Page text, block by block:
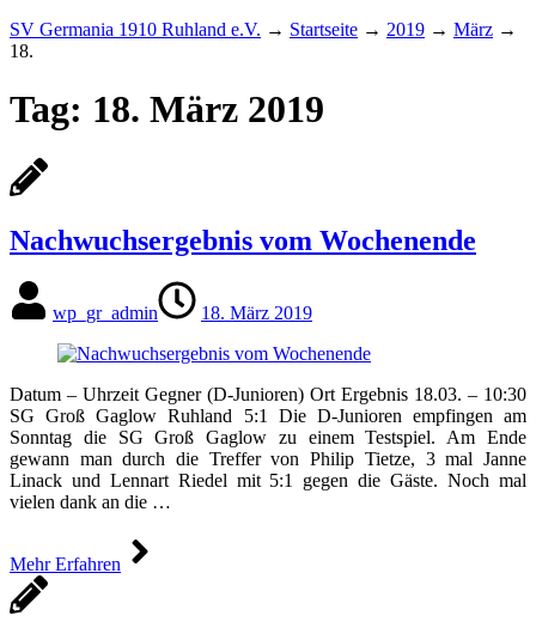
SV Germania 1910 Ruhland e.V. → Startseite → 2019 → März →
18.
Tag: 18. März 2019
Nachwuchsergebnis vom Wochenende
wp_gr_admin 18. März 2019
Datum – Uhrzeit Gegner (D-Junioren) Ort Ergebnis 18.03. – 10:30
SG Groß Gaglow Ruhland 5:1 Die D-Junioren empfingen am
Sonntag die SG Groß Gaglow zu einem Testspiel. Am Ende
gewann man durch die Treffer von Philip Tietze, 3 mal Janne
Linack und Lennart Riedel mit 5:1 gegen die Gäste. Noch mal
vielen dank an die …
Mehr Erfahren